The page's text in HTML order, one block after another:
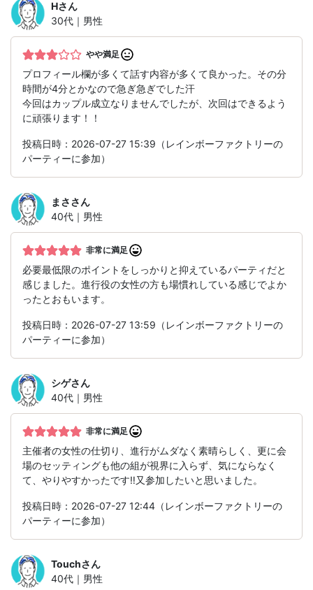
Hさん
30代｜男性
やや満足
プロフィール欄が多くて話す内容が多くて良かった。その分
時間が4分とかなので急ぎ急ぎでした汗
今回はカップル成立なりませんでしたが、次回はできるよう
に頑張ります！！
投稿日時：2026-07-27 15:39（レインボーファクトリーの
パーティーに参加）
まささん
40代｜男性
非常に満足
必要最低限のポイントをしっかりと抑えているパーティだと
感じました。進行役の女性の方も場慣れしている感じでよか
ったとおもいます。
投稿日時：2026-07-27 13:59（レインボーファクトリーの
パーティーに参加）
シゲさん
40代｜男性
非常に満足
主催者の女性の仕切り、進行がムダなく素晴らしく、更に会
場のセッティングも他の組が視界に入らず、気にならなく
て、やりやすかったです‼️又参加したいと思いました。
投稿日時：2026-07-27 12:44（レインボーファクトリーの
パーティーに参加）
Touchさん
40代｜男性